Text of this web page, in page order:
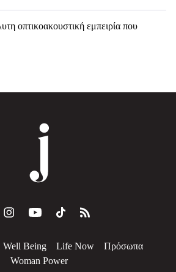
οπτικοακουστική εμπειρία που
Well Being Life Now
Πρόσωπα
Woman Power